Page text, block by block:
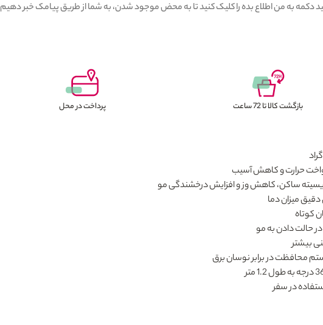
به من اطلاع بده را کلیک کنید تا به محض موجود شدن، به شما از طریق پیامک خبر دهیم
بازگشت کالا تا 72 ساعت پرداخت در محل
حرارت و کاهش آسیب
ساکن، کاهش وز و افزایش درخشندگی مو
کوتاه
حالت دادن به مو
بیشتر
محافظت در برابر نوسان برق